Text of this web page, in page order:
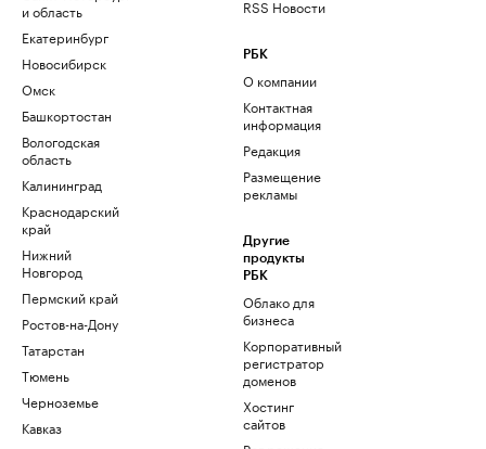
и область
Екатеринбург
Новосибирск
Омск
Башкортостан
Вологодская
область
Калининград
Краснодарский
край
Нижний
Новгород
Пермский край
Ростов-на-Дону
Татарстан
Тюмень
Черноземье
Кавказ
RSS Новости
РБК
О компании
Контактная
информация
Редакция
Размещение
рекламы
Другие
продукты
РБК
Облако для
бизнеса
Корпоративный
регистратор
доменов
Хостинг
сайтов